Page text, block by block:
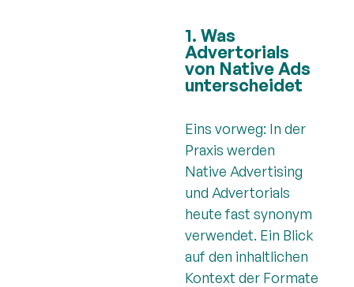
1. Was
Advertorials
von Native Ads
unterscheidet
Eins vorweg: In der
Praxis werden
Native Advertising
und Advertorials
heute fast synonym
verwendet. Ein Blick
auf den inhaltlichen
Kontext der Formate